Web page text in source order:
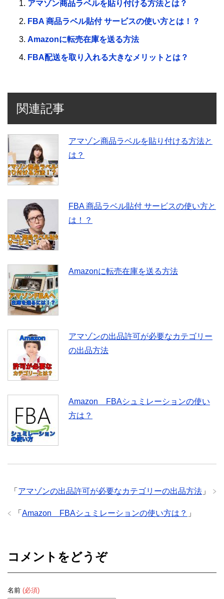
アマゾン商品ラベルを貼り付ける方法とは？
FBA 商品ラベル貼付 サービスの使い方とは！？
Amazonに転売在庫を送る方法
FBA配送を取り入れる大きなメリットとは？
関連記事
アマゾン商品ラベルを貼り付ける方法と
は？
FBA 商品ラベル貼付 サービスの使い方と
は！？
Amazonに転売在庫を送る方法
アマゾンの出品許可が必要なカテゴリー
の出品方法
Amazon FBAシュミレーションの使い
方は？
「 アマゾンの出品許可が必要なカテゴリーの出品方法 」
「 Amazon FBAシュミレーションの使い方は？ 」
コメントをどうぞ
名前 (必須)